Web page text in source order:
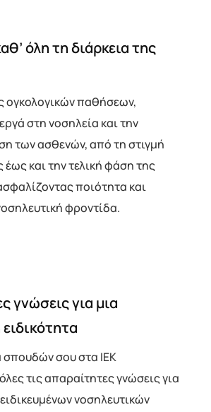
όλη τη διάρκεια της
ογκολογικών παθήσεων,
στη νοσηλεία και την
των ασθενών, από τη στιγμή
και την τελική φάση της
ποιότητα και
φροντίδα.
γνώσεις για μια
σου στα ΙΕΚ
τις απαραίτητες γνώσεις για
νοσηλευτικών